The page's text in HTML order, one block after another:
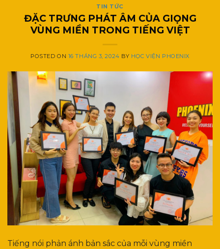
TIN TỨC
ĐẶC TRƯNG PHÁT ÂM CỦA GIỌNG
VÙNG MIỀN TRONG TIẾNG VIỆT
POSTED ON 16 THÁNG 3, 2024 BY HỌC VIỆN PHOENIX
Tiếng nói phản ánh bản sắc của mỗi vùng miền